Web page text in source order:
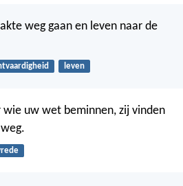
weg gaan en leven naar de
leven
uw wet beminnen, zij vinden